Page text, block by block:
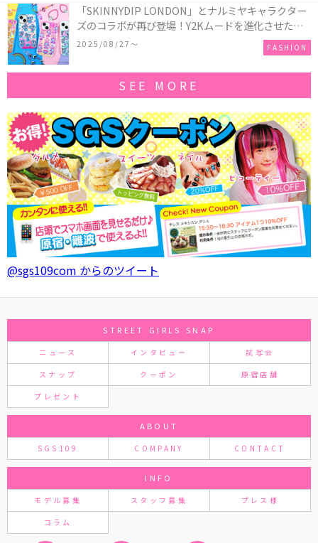
「SKINNYDIP LONDON」とナルミヤキャラクター
ズのコラボが再び登場！Y2Kムードを進化させた新
作コレクションを発売♪
2025/08/27〜 FASHION
SEE MORE
@sgs109com からのツイート
STREET GIRLS SNAP
ニュース インタビュー 試写会
スナップ クーポン 原宿店舗
プレゼント
ABOUT
SGS109 COMPANY CONTACT
INFO
モデル募集 スタッフ募集 プレス様
コラム